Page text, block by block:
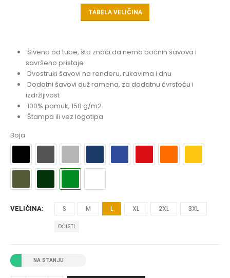
TABELA VELIČINA
Šiveno od tube, što znači da nema bočnih šavova i
savršeno pristaje
Dvostruki šavovi na renderu, rukavima i dnu
Dodatni šavovi duž ramena, za dodatnu čvrstoću i
izdržljivost
100% pamuk, 150 g/m2
Štampa ili vez logotipa
Boja
VELIČINA S M L XL 2XL 3XL
OČISTI
NA STANJU